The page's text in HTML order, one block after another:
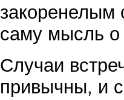
закоренелым
саму мысль о
Случаи
привычны, и